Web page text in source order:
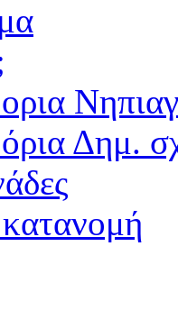
Δημ.